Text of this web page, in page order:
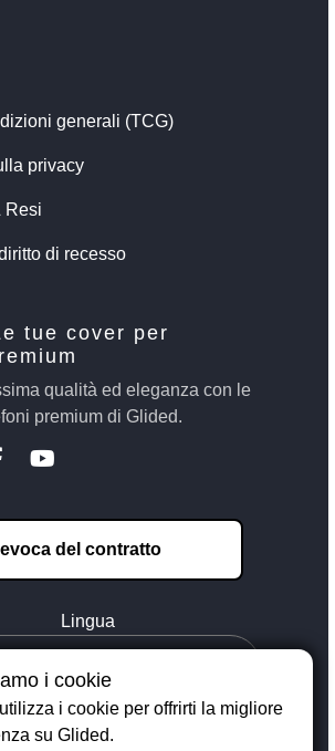
generali (TCG)
privacy
Resi
di recesso
tue cover per
qualità ed eleganza con le
premium di Glided.
del contratto
Lingua
i cookie
i cookie per offrirti la migliore
su Glided.